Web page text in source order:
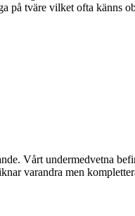
på tväre vilket ofta känns
Vårt undermedvetna
varandra men